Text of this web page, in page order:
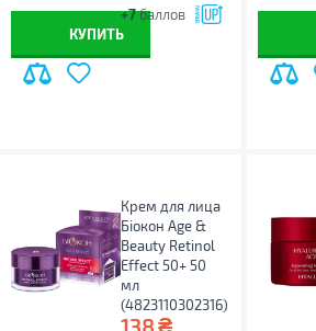
+7баллов
КУПИТЬ
Крем для лица
Біокон Age &
Beauty Retinol
Effect 50+ 50
мл
(4823110302316)
138₴